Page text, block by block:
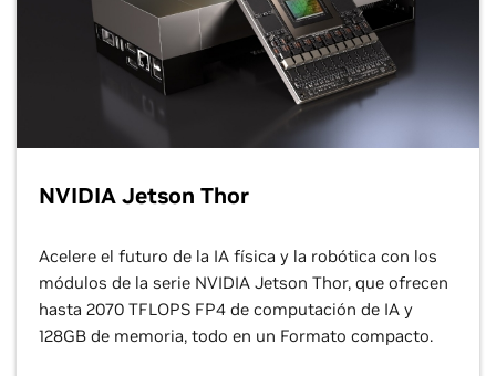
Generate Trajectories, Reasoning Traces,
and Auto-Labels with NVIDIA Alpamayo 2
Super
Simule y Desarrolle Agentes de IA a Escala
NVIDIA Jetson Thor
Acelere el futuro de la IA física y la robótica con los
módulos de la serie NVIDIA Jetson Thor, que ofrecen
hasta 2070 TFLOPS FP4 de computación de IA y
128GB de memoria, todo en un Formato compacto.